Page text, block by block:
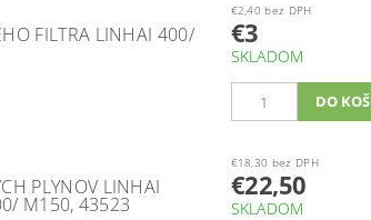
FILTRA LINHAI 400/
€2,40 bez DPH
€3
SKLADOM
PLYNOV LINHAI
M150, 43523
€18,30 bez DPH
€22,50
SKLADOM